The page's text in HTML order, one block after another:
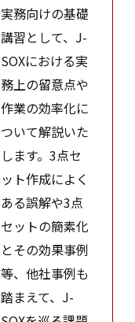
実務向けの基礎
講習として、J-
SOXにおける実
務上の留意点や
作業の効率化に
ついて解説いた
します。3点セ
ット作成によく
ある誤解や3点
セットの簡素化
とその効果事例
等、他社事例も
踏まえて、J-